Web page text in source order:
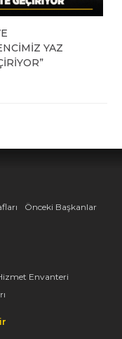
YAZ
Önceki Başkanlar
Envanteri